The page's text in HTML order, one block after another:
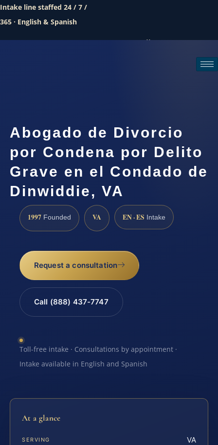
Intake line staffed 24 / 7 /
365 · English & Spanish
Call (888) 437-7747
Abogado de Divorcio
por Condena por Delito
Grave en el Condado de
Dinwiddie, VA
1997 Founded VA EN · ES Intake
Request a consultation
Call (888) 437-7747
Toll-free intake · Consultations by appointment ·
Intake available in English and Spanish
At a glance
SERVING VA